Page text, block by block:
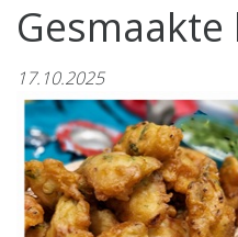
17.10.2025